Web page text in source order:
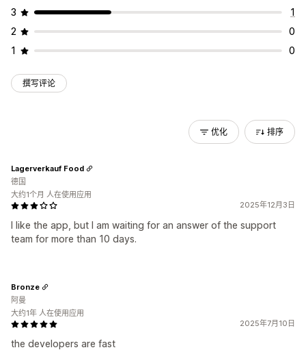
3
1
2
0
1
0
撰写评论
优化 排序
2025年12月3日
I like the app, but I am waiting for an answer of the support
team for more than 10 days.
Lagerverkauf Food
德国
大约1个月 人在使用应用
2025年7月10日
the developers are fast
Bronze
阿曼
大约1年 人在使用应用